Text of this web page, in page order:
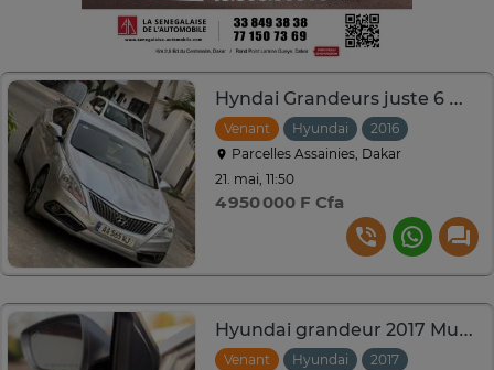
Hyndai Grandeurs juste 6 moi de mutation version corren
Venant Hyundai 2016
Parcelles Assainies, Dakar
21. mai, 11:50
4 950 000 F Cfa
Hyundai grandeur 2017 Mutation recente
Venant Hyundai 2017